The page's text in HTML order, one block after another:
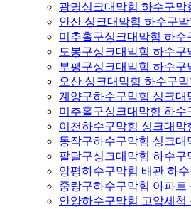
광명싱크대막힘 하수구막
안산 싱크대막힘 하수구막
미추홀구싱크대막힘 하수
도봉구싱크대막힘 하수구
부평구싱크대막힘 하수구
오산 싱크대막힘 하수구
계양구하수구막힘 싱크대
미추홀구싱크대막힘 하수
이천하수구막힘 싱크대막
동작구하수구막힘 싱크대
팔달구싱크대막힘 하수
양평하수구막힘 배관 하
중랑구하수구막힘 아파트
안양하수구막힘 고압세척